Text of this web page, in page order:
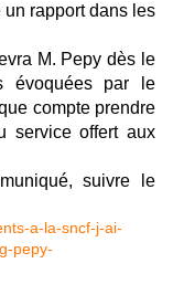
un rapport dans les
M. Pepy dès le
évoquées par le
compte prendre
service offert aux
suivre le
a-la-sncf-j-ai-
pepy-